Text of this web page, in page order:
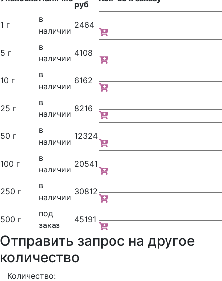
руб
1 г
в
наличии
2464
5 г
в
наличии
4108
10 г
в
наличии
6162
25 г
в
наличии
8216
50 г
в
наличии
12324
100 г
в
наличии
20541
250 г
в
наличии
30812
500 г
под
заказ
45191
Отправить запрос на другое
количество
Количество: